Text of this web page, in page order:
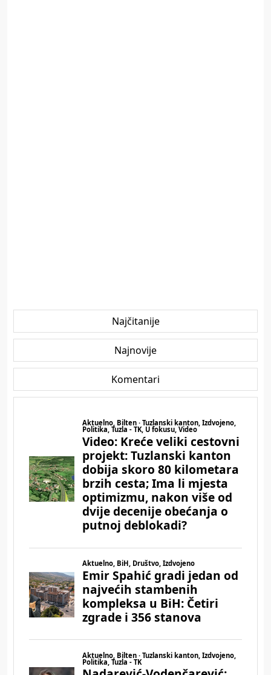
Najčitanije
Najnovije
Komentari